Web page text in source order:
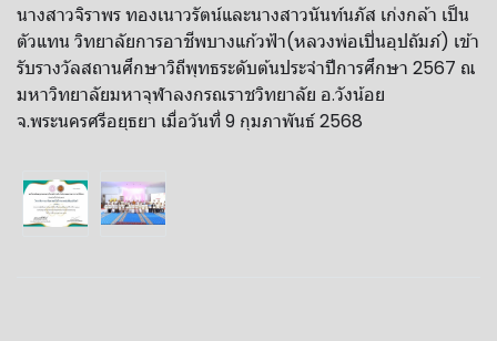
นางสาวจิราพร ทองเนาวรัตน์และนางสาวนันท์นภัส เก่งกล้า เป็น
ตัวแทน วิทยาลัยการอาชีพบางแก้วฟ้า(หลวงพ่อเปิ่นอุปถัมภ์) เข้า
รับรางวัลสถานศึกษาวิถีพุทธระดับต้นประจำปีการศึกษา 2567 ณ
มหาวิทยาลัยมหาจุฬาลงกรณราชวิทยาลัย อ.วังน้อย
จ.พระนครศรีอยุธยา เมื่อวันที่ 9 กุมภาพันธ์ 2568